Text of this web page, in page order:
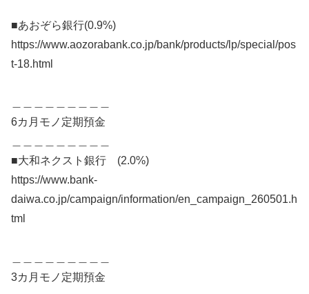
■あおぞら銀行(0.9%)
https://www.aozorabank.co.jp/bank/products/lp/special/pos
t-18.html
6カ月モノ定期預金
■大和ネクスト銀行 (2.0%)
https://www.bank-
daiwa.co.jp/campaign/information/en_campaign_260501.h
tml
3カ月モノ定期預金